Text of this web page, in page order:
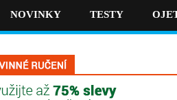
NOVINKY TESTY